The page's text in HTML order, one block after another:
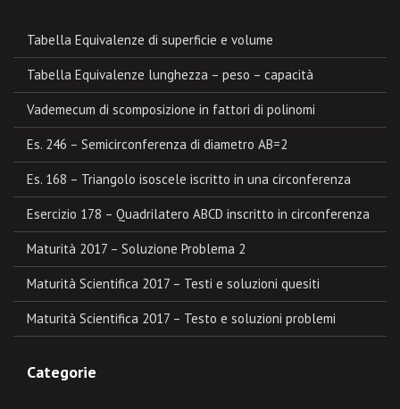
Tabella Equivalenze di superficie e volume
Tabella Equivalenze lunghezza – peso – capacità
Vademecum di scomposizione in fattori di polinomi
Es. 246 – Semicirconferenza di diametro AB=2
Es. 168 – Triangolo isoscele iscritto in una circonferenza
Esercizio 178 – Quadrilatero ABCD inscritto in circonferenza
Maturità 2017 – Soluzione Problema 2
Maturità Scientifica 2017 – Testi e soluzioni quesiti
Maturità Scientifica 2017 – Testo e soluzioni problemi
Categorie